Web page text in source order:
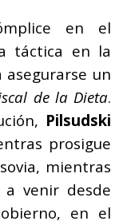
en el
táctica en la
asegurarse un
de la Dieta.
Pilsudski
prosigue
mientras
a venir desde
en el